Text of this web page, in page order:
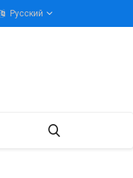
Русский